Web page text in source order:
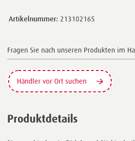
Artikelnummer: 213102165
Fragen Sie nach unseren Produkten im
Händler vor Ort suchen
Produktdetails